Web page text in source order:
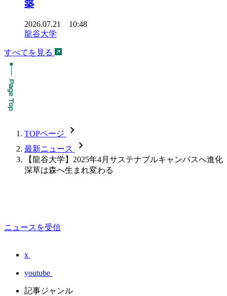
築
2026.07.21 10:48
龍谷大学
すべてを見る
TOPページ chevron_forward
最新ニュース chevron_forward
【龍谷大学】2025年4月サステナブルキャンパスへ進化
深草は森へ生まれ変わる
ニュースを受信
x
youtube
記事ジャンル